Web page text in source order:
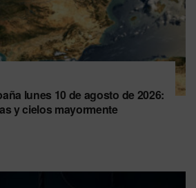
lunes 10 de agosto de 2026:
y cielos mayormente